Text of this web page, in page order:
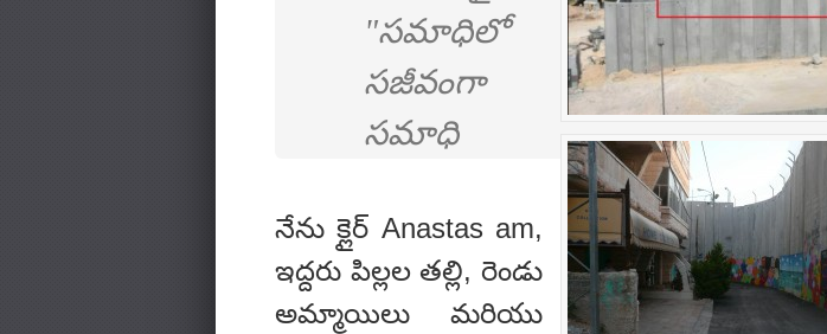
"సమాధిలో
సజీవంగా
సమాధి
నేను క్లైర్ Anastas am,
ఇద్దరు పిల్లల తల్లి, రెండు
అమ్మాయిలు మరియు